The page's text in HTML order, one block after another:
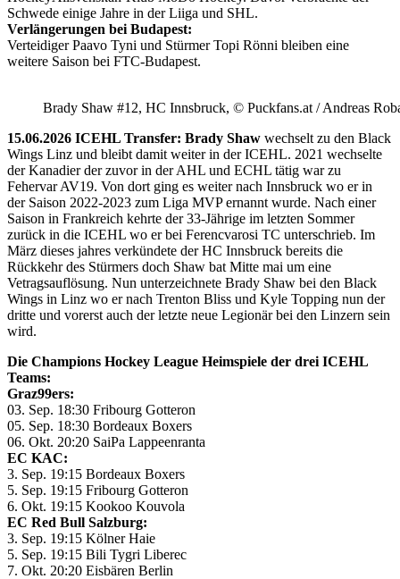
Schwede einige Jahre in der Liiga und SHL.
Verlängerungen bei Budapest:
Verteidiger Paavo Tyni und Stürmer Topi Rönni bleiben eine
weitere Saison bei FTC-Budapest.
Brady Shaw #12, HC Innsbruck, © Puckfans.at / Andreas
15.06.2026 ICEHL Transfer: Brady Shaw wechselt zu den Black
Wings Linz und bleibt damit weiter in der ICEHL. 2021 wechselte
der Kanadier der zuvor in der AHL und ECHL tätig war zu
Fehervar AV19. Von dort ging es weiter nach Innsbruck wo er in
der Saison 2022-2023 zum Liga MVP ernannt wurde. Nach einer
Saison in Frankreich kehrte der 33-Jährige im letzten Sommer
zurück in die ICEHL wo er bei Ferencvarosi TC unterschrieb. Im
März dieses jahres verkündete der HC Innsbruck bereits die
Rückkehr des Stürmers doch Shaw bat Mitte mai um eine
Vetragsauflösung. Nun unterzeichnete Brady Shaw bei den Black
Wings in Linz wo er nach Trenton Bliss und Kyle Topping nun der
dritte und vorerst auch der letzte neue Legionär bei den Linzern sein
wird.
Die Champions Hockey League Heimspiele der drei ICEHL
Teams:
Graz99ers:
03. Sep. 18:30 Fribourg Gotteron
05. Sep. 18:30 Bordeaux Boxers
06. Okt. 20:20 SaiPa Lappeenranta
EC KAC:
3. Sep. 19:15 Bordeaux Boxers
5. Sep. 19:15 Fribourg Gotteron
6. Okt. 19:15 Kookoo Kouvola
EC Red Bull Salzburg:
3. Sep. 19:15 Kölner Haie
5. Sep. 19:15 Bili Tygri Liberec
7. Okt. 20:20 Eisbären Berlin